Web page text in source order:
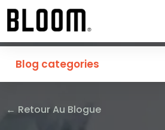
Blog categories
← Retour Au Blogue